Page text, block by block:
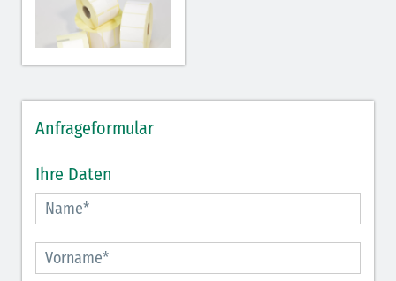
Anfrageformular
Ihre Daten